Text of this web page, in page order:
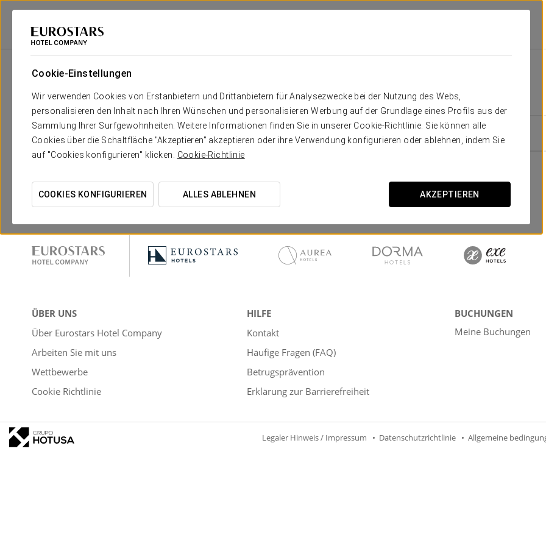
Cookie-Einstellungen
Wir verwenden Cookies von Erstanbietern und Drittanbietern für Analysezwecke bei der Nutzung des Webs,
personalisieren den Inhalt nach Ihren Wünschen und personalisieren Werbung auf der Grundlage eines Profils aus der
Sammlung Ihrer Surfgewohnheiten. Weitere Informationen finden Sie in unserer Cookie-Richtlinie. Sie können alle
Cookies über die Schaltfläche "Akzeptieren" akzeptieren oder ihre Verwendung konfigurieren oder ablehnen, indem Sie
auf "Cookies konfigurieren" klicken. Cookie-Richtlinie
COOKIES KONFIGURIEREN ALLES ABLEHNEN AKZEPTIEREN
Eurostars Hotel Company
Eurostars Hotel Company Tree_Section
ÜBER UNS
Über Eurostars Hotel Company
Arbeiten Sie mit uns
Wettbewerbe
Cookie Richtlinie
HILFE
Kontakt
Häufige Fragen (FAQ)
Betrugsprävention
Erklärung zur Barrierefreiheit
BUCHUNGEN
Meine Buchungen
Legaler Hinweis / Impressum Datenschutzrichtlinie Allgemeine